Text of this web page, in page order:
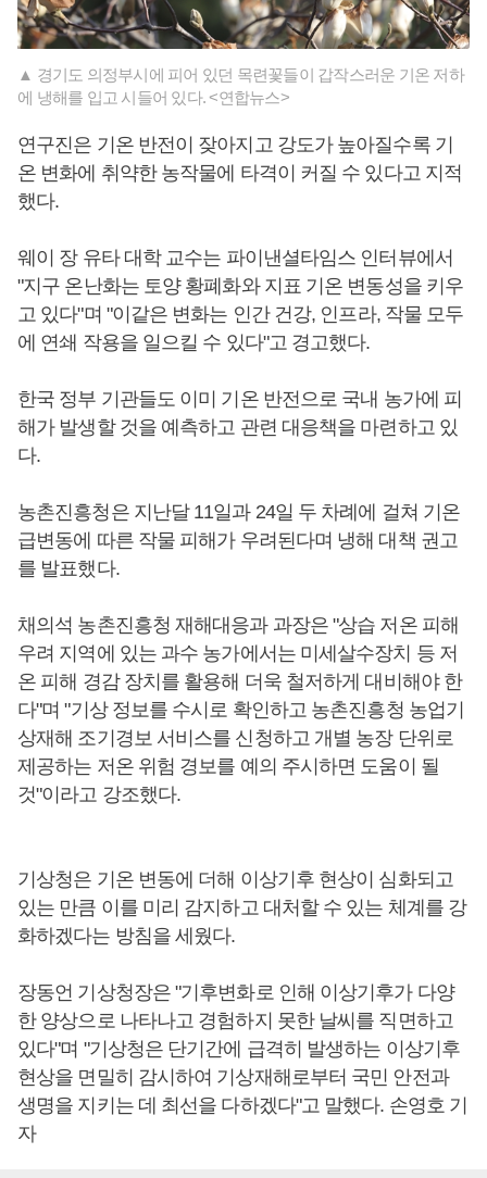
▲ 경기도 의정부시에 피어 있던 목련꽃들이 갑작스러운 기온 저하
에 냉해를 입고 시들어 있다. <연합뉴스>
연구진은 기온 반전이 잦아지고 강도가 높아질수록 기
온 변화에 취약한 농작물에 타격이 커질 수 있다고 지적
했다.
웨이 장 유타 대학 교수는 파이낸셜타임스 인터뷰에서
"지구 온난화는 토양 황폐화와 지표 기온 변동성을 키우
고 있다"며 "이같은 변화는 인간 건강, 인프라, 작물 모두
에 연쇄 작용을 일으킬 수 있다"고 경고했다.
한국 정부 기관들도 이미 기온 반전으로 국내 농가에 피
해가 발생할 것을 예측하고 관련 대응책을 마련하고 있
다.
농촌진흥청은 지난달 11일과 24일 두 차례에 걸쳐 기온
급변동에 따른 작물 피해가 우려된다며 냉해 대책 권고
를 발표했다.
채의석 농촌진흥청 재해대응과 과장은 "상습 저온 피해
우려 지역에 있는 과수 농가에서는 미세살수장치 등 저
온 피해 경감 장치를 활용해 더욱 철저하게 대비해야 한
다"며 "기상 정보를 수시로 확인하고 농촌진흥청 농업기
상재해 조기경보 서비스를 신청하고 개별 농장 단위로
제공하는 저온 위험 경보를 예의 주시하면 도움이 될
것"이라고 강조했다.
기상청은 기온 변동에 더해 이상기후 현상이 심화되고
있는 만큼 이를 미리 감지하고 대처할 수 있는 체계를 강
화하겠다는 방침을 세웠다.
장동언 기상청장은 "기후변화로 인해 이상기후가 다양
한 양상으로 나타나고 경험하지 못한 날씨를 직면하고
있다"며 "기상청은 단기간에 급격히 발생하는 이상기후
현상을 면밀히 감시하여 기상재해로부터 국민 안전과
생명을 지키는 데 최선을 다하겠다"고 말했다. 손영호 기
자